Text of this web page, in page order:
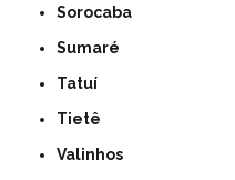
Sorocaba
Sumaré
Tatuí
Tietê
Valinhos